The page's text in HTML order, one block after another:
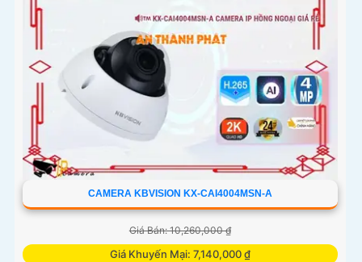
CAMERA KBVISION KX-CAI4004MSN-A
Giá Bán: 10,260,000 ₫
Giá Khuyến Mại: 7,140,000 ₫